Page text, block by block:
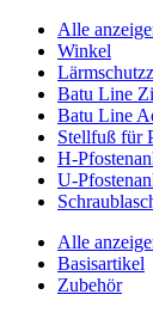
Alle
Winkel
Batu Line
Batu Line
Stellfuß für
H-
U-
Alle
Basisartikel
Zubehör